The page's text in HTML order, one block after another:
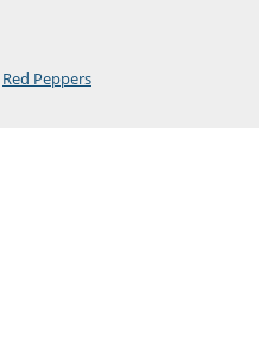
Red Peppers